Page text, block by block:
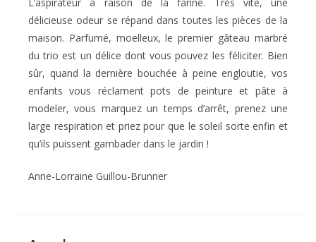
délicieuse odeur se répand dans toutes les pièces de la
maison. Parfumé, moelleux, le premier gâteau marbré
du trio est un délice dont vous pouvez les féliciter. Bien
sûr, quand la dernière bouchée à peine engloutie, vos
enfants vous réclament pots de peinture et pâte à
modeler, vous marquez un temps d’arrêt, prenez une
large respiration et priez pour que le soleil sorte enfin et
qu’ils puissent gambader dans le jardin !
Anne-Lorraine Guillou-Brunner